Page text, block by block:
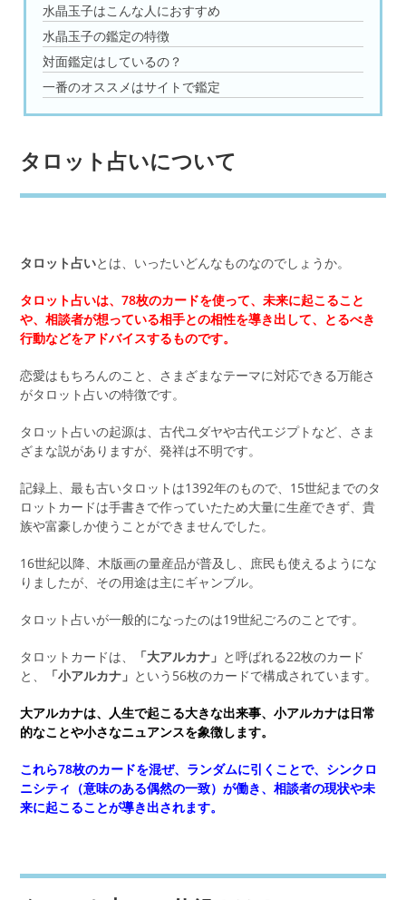
水晶玉子はこんな人におすすめ
水晶玉子の鑑定の特徴
対面鑑定はしているの？
一番のオススメはサイトで鑑定
タロット占いについて
タロット占いとは、いったいどんなものなのでしょうか。
タロット占いは、78枚のカードを使って、未来に起こること
や、相談者が想っている相手との相性を導き出して、とるべき
行動などをアドバイスするものです。
恋愛はもちろんのこと、さまざまなテーマに対応できる万能さ
がタロット占いの特徴です。
タロット占いの起源は、古代ユダヤや古代エジプトなど、さま
ざまな説がありますが、発祥は不明です。
記録上、最も古いタロットは1392年のもので、15世紀までのタ
ロットカードは手書きで作っていたため大量に生産できず、貴
族や富豪しか使うことができませんでした。
16世紀以降、木版画の量産品が普及し、庶民も使えるようにな
りましたが、その用途は主にギャンブル。
タロット占いが一般的になったのは19世紀ごろのことです。
タロットカードは、 「大アルカナ」 と呼ばれる22枚のカード
と、
「小アルカナ」 という56枚のカードで構成されています。
大アルカナは、人生で起こる大きな出来事、小アルカナは日常
的なことや小さなニュアンスを象徴します。
これら78枚のカードを混ぜ、ランダムに引くことで、シンクロ
ニシティ（意味のある偶然の一致）が働き、相談者の現状や未
来に起こることが導き出されます。